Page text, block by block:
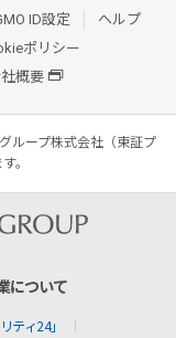
ID設定
ヘルプ
ポリシー
概要
ループ株式会社（東証プ
。
について
ティ24」